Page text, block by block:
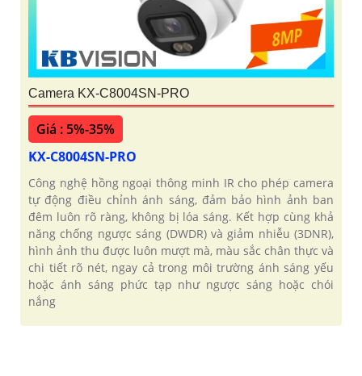
Camera KX-C8004SN-PRO
Giá : 5%-35%
KX-C8004SN-PRO
Công nghệ hồng ngoại thông minh IR cho phép camera
tự động điều chỉnh ánh sáng, đảm bảo hình ảnh ban
đêm luôn rõ ràng, không bị lóa sáng. Kết hợp cùng khả
năng chống ngược sáng (DWDR) và giảm nhiễu (3DNR),
hình ảnh thu được luôn mượt mà, màu sắc chân thực và
chi tiết rõ nét, ngay cả trong môi trường ánh sáng yếu
hoặc ánh sáng phức tạp như ngược sáng hoặc chói
nắng